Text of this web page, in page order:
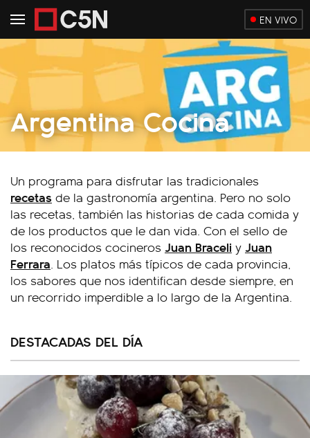
EN VIVO
Argentina Cocina
Un programa para disfrutar las tradicionales
recetas de la gastronomía argentina. Pero no solo
las recetas, también las historias de cada comida y
de los productos que le dan vida. Con el sello de
los reconocidos cocineros Juan Braceli y Juan
Ferrara. Los platos más típicos de cada provincia,
los sabores que nos identifican desde siempre, en
un recorrido imperdible a lo largo de la Argentina.
DESTACADAS DEL DÍA